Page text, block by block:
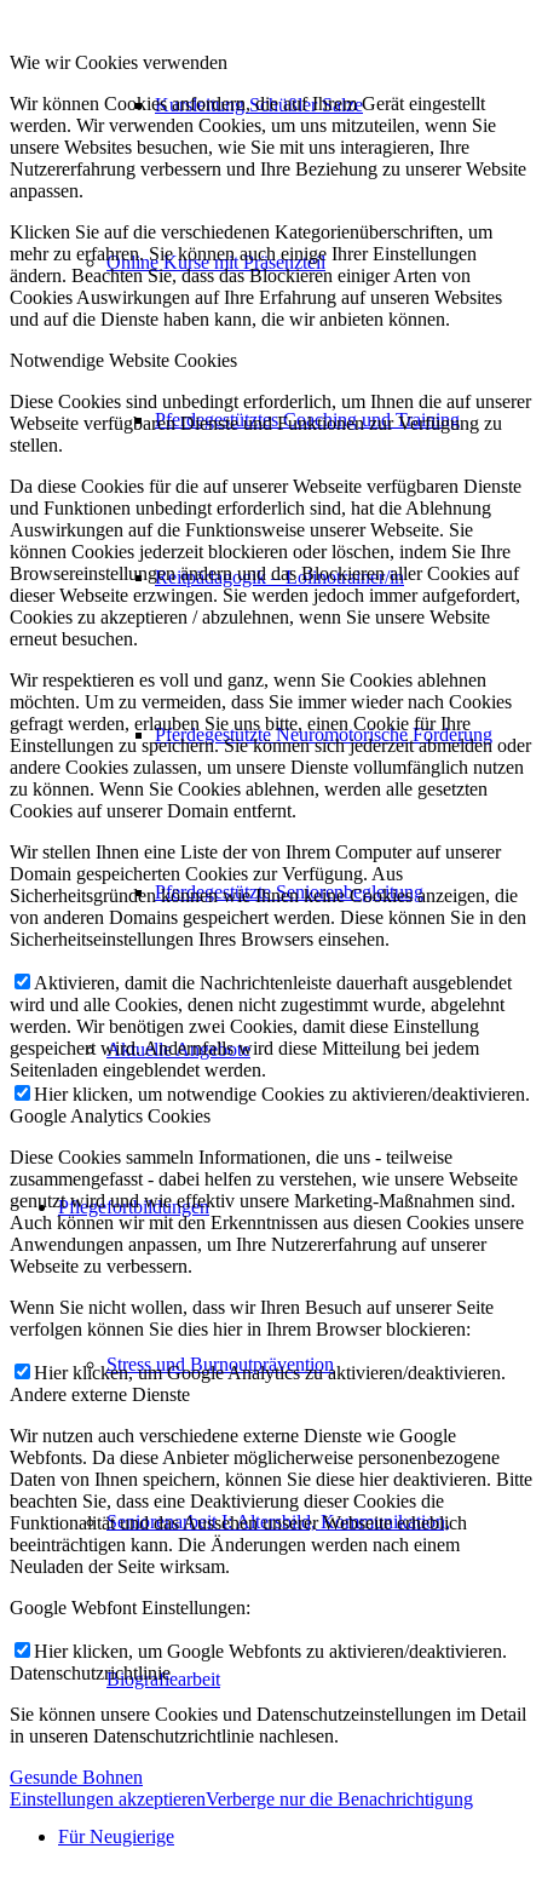
Kursleitung Schüßler Salze
Online Kurse mit Präsenzteil
Pferdegestütztes Coaching und Training
Reitpädagogik – Lolinotrainer/in
Pferdegestützte Neuromotorische Förderung
Pferdegestützte Seniorenbegleitung
Aktuelle Angebote
Pflegefortbildungen
Stress und Burnoutprävention
Seniorenarbeit I: Altersbild, Kommunikation,
Biografiearbeit
Für Neugierige
Wie wir Cookies verwenden
Wir können Cookies anfordern, die auf Ihrem Gerät eingestellt
werden. Wir verwenden Cookies, um uns mitzuteilen, wenn Sie
unsere Websites besuchen, wie Sie mit uns interagieren, Ihre
Nutzererfahrung verbessern und Ihre Beziehung zu unserer Website
anpassen.
Klicken Sie auf die verschiedenen Kategorienüberschriften, um
mehr zu erfahren. Sie können auch einige Ihrer Einstellungen
ändern. Beachten Sie, dass das Blockieren einiger Arten von
Cookies Auswirkungen auf Ihre Erfahrung auf unseren Websites
und auf die Dienste haben kann, die wir anbieten können.
Notwendige Website Cookies
Diese Cookies sind unbedingt erforderlich, um Ihnen die auf unserer
Webseite verfügbaren Dienste und Funktionen zur Verfügung zu
stellen.
Da diese Cookies für die auf unserer Webseite verfügbaren Dienste
und Funktionen unbedingt erforderlich sind, hat die Ablehnung
Auswirkungen auf die Funktionsweise unserer Webseite. Sie
können Cookies jederzeit blockieren oder löschen, indem Sie Ihre
Browsereinstellungen ändern und das Blockieren aller Cookies auf
dieser Webseite erzwingen. Sie werden jedoch immer aufgefordert,
Cookies zu akzeptieren / abzulehnen, wenn Sie unsere Website
erneut besuchen.
Wir respektieren es voll und ganz, wenn Sie Cookies ablehnen
möchten. Um zu vermeiden, dass Sie immer wieder nach Cookies
gefragt werden, erlauben Sie uns bitte, einen Cookie für Ihre
Einstellungen zu speichern. Sie können sich jederzeit abmelden oder
andere Cookies zulassen, um unsere Dienste vollumfänglich nutzen
zu können. Wenn Sie Cookies ablehnen, werden alle gesetzten
Cookies auf unserer Domain entfernt.
Wir stellen Ihnen eine Liste der von Ihrem Computer auf unserer
Domain gespeicherten Cookies zur Verfügung. Aus
Sicherheitsgründen können wie Ihnen keine Cookies anzeigen, die
von anderen Domains gespeichert werden. Diese können Sie in den
Sicherheitseinstellungen Ihres Browsers einsehen.
Aktivieren, damit die Nachrichtenleiste dauerhaft ausgeblendet
wird und alle Cookies, denen nicht zugestimmt wurde, abgelehnt
werden. Wir benötigen zwei Cookies, damit diese Einstellung
gespeichert wird. Andernfalls wird diese Mitteilung bei jedem
Seitenladen eingeblendet werden.
Hier klicken, um notwendige Cookies zu aktivieren/deaktivieren.
Google Analytics Cookies
Diese Cookies sammeln Informationen, die uns - teilweise
zusammengefasst - dabei helfen zu verstehen, wie unsere Webseite
genutzt wird und wie effektiv unsere Marketing-Maßnahmen sind.
Auch können wir mit den Erkenntnissen aus diesen Cookies unsere
Anwendungen anpassen, um Ihre Nutzererfahrung auf unserer
Webseite zu verbessern.
Wenn Sie nicht wollen, dass wir Ihren Besuch auf unserer Seite
verfolgen können Sie dies hier in Ihrem Browser blockieren:
Hier klicken, um Google Analytics zu aktivieren/deaktivieren.
Andere externe Dienste
Wir nutzen auch verschiedene externe Dienste wie Google
Webfonts. Da diese Anbieter möglicherweise personenbezogene
Daten von Ihnen speichern, können Sie diese hier deaktivieren. Bitte
beachten Sie, dass eine Deaktivierung dieser Cookies die
Funktionalität und das Aussehen unserer Webseite erheblich
beeinträchtigen kann. Die Änderungen werden nach einem
Neuladen der Seite wirksam.
Google Webfont Einstellungen:
Hier klicken, um Google Webfonts zu aktivieren/deaktivieren.
Datenschutzrichtlinie
Sie können unsere Cookies und Datenschutzeinstellungen im Detail
in unseren Datenschutzrichtlinie nachlesen.
Gesunde Bohnen
Einstellungen akzeptierenVerberge nur die Benachrichtigung